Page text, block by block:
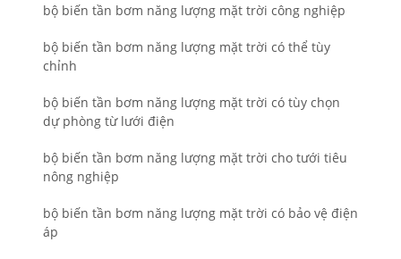
bộ biến tần bơm năng lượng mặt trời công nghiệp
bộ biến tần bơm năng lượng mặt trời có thể tùy
chỉnh
bộ biến tần bơm năng lượng mặt trời có tùy chọn
dự phòng từ lưới điện
bộ biến tần bơm năng lượng mặt trời cho tưới tiêu
nông nghiệp
bộ biến tần bơm năng lượng mặt trời có bảo vệ điện
áp